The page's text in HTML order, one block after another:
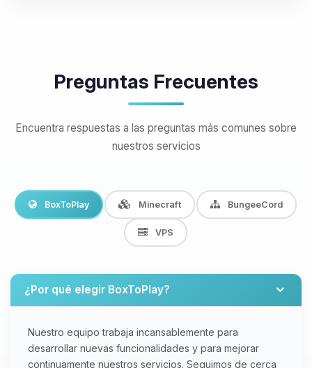
Preguntas Frecuentes
Encuentra respuestas a las preguntas más comunes sobre
nuestros servicios
BoxToPlay Minecraft BungeeCord
VPS
¿Por qué elegir BoxToPlay?
Nuestro equipo trabaja incansablemente para
desarrollar nuevas funcionalidades y para mejorar
continuamente nuestros servicios. Seguimos de cerca